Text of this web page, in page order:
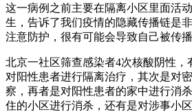
这一病例之前主要在隔离小区里面活
生，告诉了我们疫情的隐藏传播链是
注意防护，很有可能会导致自己被传播
北京一社区筛查感染者4次核酸阴性，
对阳性患者进行隔离治疗，其次是对
察，再者是对阳性患者的家中进行消
住的小区进行消杀，还有是对涉事小